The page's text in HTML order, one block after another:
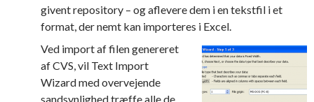
givent repository – og aflevere dem i en tekstfil i et
format, der nemt kan importeres i Excel.
Ved import af filen genereret
af CVS, vil Text Import
Wizard med overvejende
sandsynlighed træffe alle de